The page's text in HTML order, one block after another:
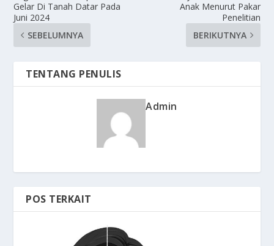
Gelar Di Tanah Datar Pada
Juni 2024
SEBELUMNYA
Anak Menurut Pakar
Penelitian
BERIKUTNYA
TENTANG PENULIS
Admin
POS TERKAIT